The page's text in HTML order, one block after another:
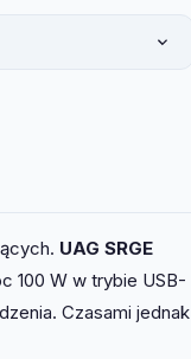
UAG SRGE
100 W w trybie USB-
Czasami jednak